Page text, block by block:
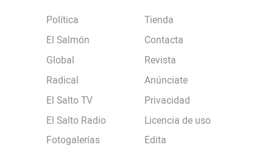
Política
El Salmón
Global
Radical
El Salto TV
El Salto Radio
Fotogalerías
Tienda
Contacta
Revista
Anúnciate
Privacidad
Licencia de uso
Edita